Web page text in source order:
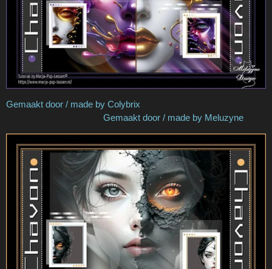
Gemaakt door / made by Colybrix
Gemaakt door / made by Meluzyne